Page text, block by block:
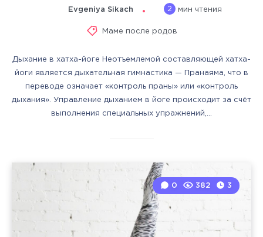
Evgeniya Sikach 2 мин чтения
Маме после родов
Дыхание в хатха-йоге Неотъемлемой составляющей хатха-
йоги является дыхательная гимнастика — Пранаяма, что в
переводе означает «контроль праны» или «контроль
дыхания». Управление дыханием в йоге происходит за счёт
выполнения специальных упражнений,…
0 382 3